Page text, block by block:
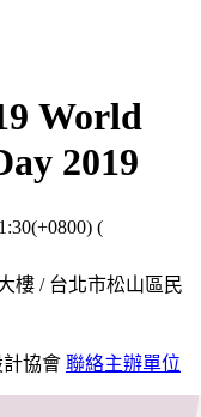
World
2019
(
樓 / 台北市松山區民
計協會 聯絡主辦單位